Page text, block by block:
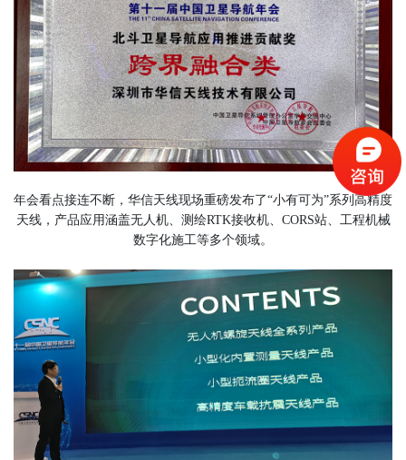
年会看点接连不断，华信天线现场重磅发布了“小有可为”系列高精度
天线，产品应用涵盖无人机、测绘RTK接收机、CORS站、工程机械
数字化施工等多个领域。